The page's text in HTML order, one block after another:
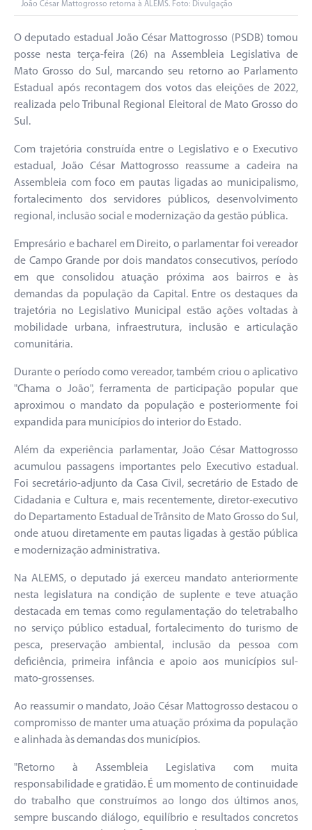
João César Mattogrosso retorna à ALEMS. Foto: Divulgação
O deputado estadual João César Mattogrosso (PSDB) tomou
posse nesta terça-feira (26) na Assembleia Legislativa de
Mato Grosso do Sul, marcando seu retorno ao Parlamento
Estadual após recontagem dos votos das eleições de 2022,
realizada pelo Tribunal Regional Eleitoral de Mato Grosso do
Sul.
Com trajetória construída entre o Legislativo e o Executivo
estadual, João César Mattogrosso reassume a cadeira na
Assembleia com foco em pautas ligadas ao municipalismo,
fortalecimento dos servidores públicos, desenvolvimento
regional, inclusão social e modernização da gestão pública.
Empresário e bacharel em Direito, o parlamentar foi vereador
de Campo Grande por dois mandatos consecutivos, período
em que consolidou atuação próxima aos bairros e às
demandas da população da Capital. Entre os destaques da
trajetória no Legislativo Municipal estão ações voltadas à
mobilidade urbana, infraestrutura, inclusão e articulação
comunitária.
Durante o período como vereador, também criou o aplicativo
"Chama o João", ferramenta de participação popular que
aproximou o mandato da população e posteriormente foi
expandida para municípios do interior do Estado.
Além da experiência parlamentar, João César Mattogrosso
acumulou passagens importantes pelo Executivo estadual.
Foi secretário-adjunto da Casa Civil, secretário de Estado de
Cidadania e Cultura e, mais recentemente, diretor-executivo
do Departamento Estadual de Trânsito de Mato Grosso do Sul,
onde atuou diretamente em pautas ligadas à gestão pública
e modernização administrativa.
Na ALEMS, o deputado já exerceu mandato anteriormente
nesta legislatura na condição de suplente e teve atuação
destacada em temas como regulamentação do teletrabalho
no serviço público estadual, fortalecimento do turismo de
pesca, preservação ambiental, inclusão da pessoa com
deficiência, primeira infância e apoio aos municípios sul-
mato-grossenses.
Ao reassumir o mandato, João César Mattogrosso destacou o
compromisso de manter uma atuação próxima da população
e alinhada às demandas dos municípios.
"Retorno à Assembleia Legislativa com muita
responsabilidade e gratidão. É um momento de continuidade
do trabalho que construímos ao longo dos últimos anos,
sempre buscando diálogo, equilíbrio e resultados concretos